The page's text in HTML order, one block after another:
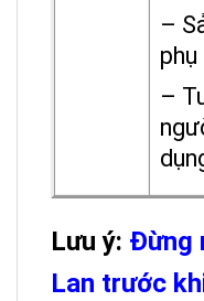
–
–
Lưu ý: Đừng
Lan trước